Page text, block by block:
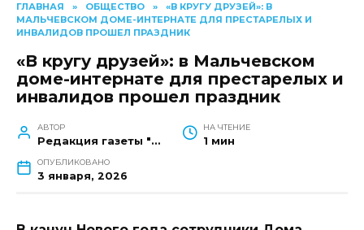
ГЛАВНАЯ » ОБЩЕСТВО »
«В КРУГУ ДРУЗЕЙ»: В
МАЛЬЧЕВСКОМ ДОМЕ-ИНТЕРНАТЕ ДЛЯ ПРЕСТАРЕЛЫХ И
ИНВАЛИДОВ ПРОШЕЛ ПРАЗДНИК
«В кругу друзей»: в Мальчевском
доме-интернате для престарелых и
инвалидов прошел праздник
АВТОР
Редакция газеты "Наш край"
НА ЧТЕНИЕ
1 мин
ОПУБЛИКОВАНО
3 января, 2026